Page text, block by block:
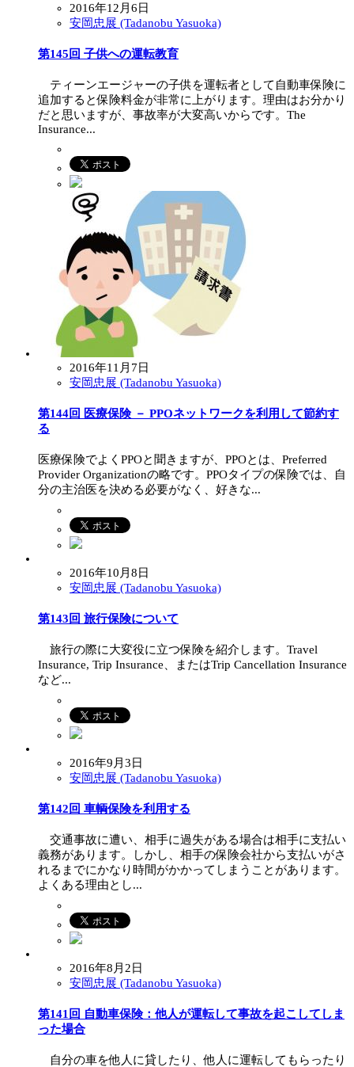
2016年12月6日
安岡忠展 (Tadanobu Yasuoka)
第145回 子供への運転教育
ティーンエージャーの子供を運転者として自動車保険に
追加すると保険料金が非常に上がります。理由はお分かり
だと思いますが、事故率が大変高いからです。The
Insurance...
2016年11月7日
安岡忠展 (Tadanobu Yasuoka)
第144回 医療保険 － PPOネットワークを利用して節約す
る
医療保険でよくPPOと聞きますが、PPOとは、Preferred
Provider Organizationの略です。PPOタイプの保険では、自
分の主治医を決める必要がなく、好きな...
2016年10月8日
安岡忠展 (Tadanobu Yasuoka)
第143回 旅行保険について
旅行の際に大変役に立つ保険を紹介します。Travel
Insurance, Trip Insurance、またはTrip Cancellation Insurance
など...
2016年9月3日
安岡忠展 (Tadanobu Yasuoka)
第142回 車輌保険を利用する
交通事故に遭い、相手に過失がある場合は相手に支払い
義務があります。しかし、相手の保険会社から支払いがさ
れるまでにかなり時間がかかってしまうことがあります。
よくある理由とし...
2016年8月2日
安岡忠展 (Tadanobu Yasuoka)
第141回 自動車保険：他人が運転して事故を起こしてしま
った場合
自分の車を他人に貸したり、他人に運転してもらったり